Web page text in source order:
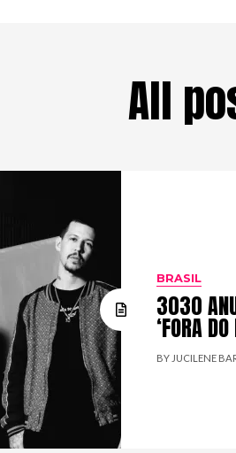
All
BRASIL
3030
‘FORA
BY JUCILENE